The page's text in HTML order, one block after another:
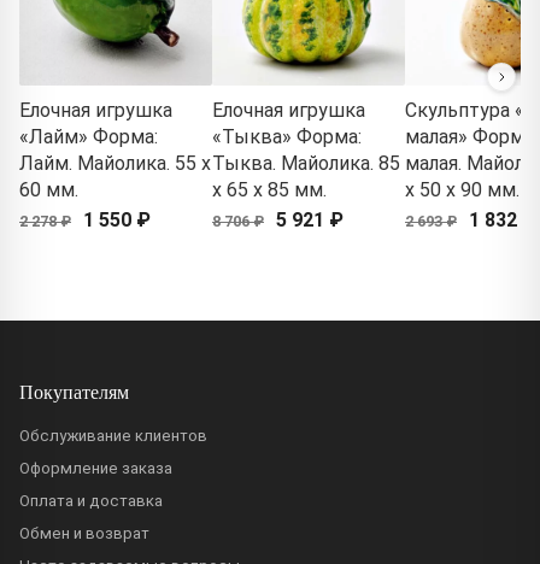
Елочная игрушка
«Лайм» Форма:
Лайм. Майолика. 55 x
60 мм.
2 278 ₽ 1 550 ₽
Елочная игрушка
«Тыква» Форма:
Тыква. Майолика. 85
x 65 x 85 мм.
8 706 ₽ 5 921 ₽
Скульптура
малая»
малая.
x 50 x 90 мм.
2 693 ₽ 1 832 ₽
Покупателям
Обслуживание клиентов
Оформление заказа
Оплата и доставка
Обмен и возврат